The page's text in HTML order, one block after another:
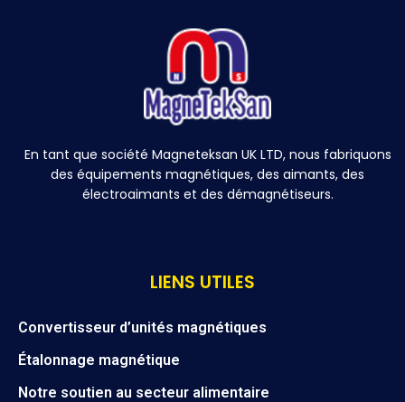
En tant que société Magneteksan UK LTD, nous fabriquons
des équipements magnétiques, des aimants, des
électroaimants et des démagnétiseurs.
LIENS UTILES
Convertisseur d’unités magnétiques
Étalonnage magnétique
Notre soutien au secteur alimentaire